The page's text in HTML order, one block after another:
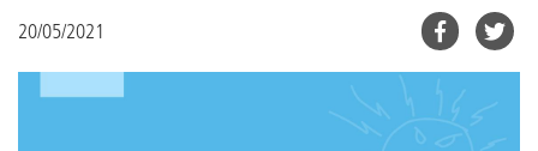
20/05/2021